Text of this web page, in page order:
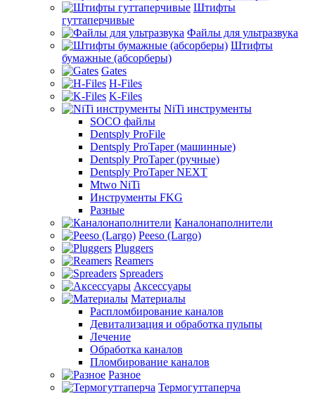
Штифты
гуттаперчивые
Файлы для ультразвука
Штифты
бумажные (абсорберы)
Gates
H-Files
K-Files
NiTi инструменты
SOCO файлы
Dentsply ProFile
Dentsply ProTaper (машинные)
Dentsply ProTaper (ручные)
Dentsply ProTaper NEXT
Mtwo NiTi
Инструменты FKG
Разные
Каналонаполнители
Peeso (Largo)
Pluggers
Reamers
Spreaders
Аксессуары
Материалы
Распломбирование каналов
Девитализация и обработка пульпы
Лечение
Обработка каналов
Пломбирование каналов
Разное
Термогуттаперча